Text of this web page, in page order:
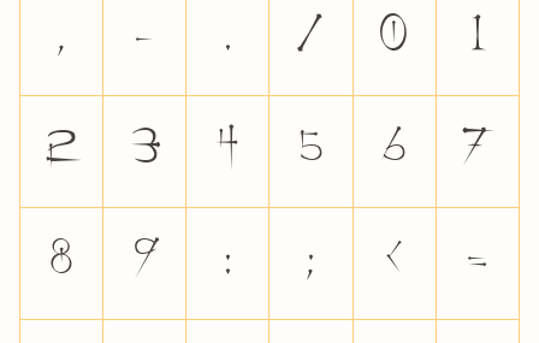
,
- . / 0
1
2
3 4 5 6
7
8
9 : ; <
=